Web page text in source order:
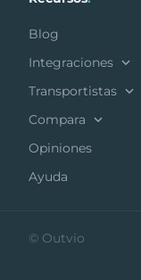
Blog
Integraciones
Transportistas
Compara
Opiniones
Ayuda
© Outvio